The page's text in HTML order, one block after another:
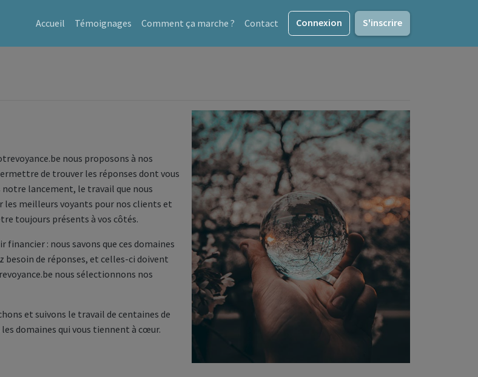
Accueil Témoignages Comment ça marche ? Contact Connexion S'inscrire
nous proposons à nos
de trouver les réponses dont vous
lancement, le travail que nous
les meilleurs voyants pour nos clients et
toujours présents à vos côtés.
: nous savons que ces domaines
besoin de réponses, et celles-ci doivent
nous sélectionnons nos
et suivons le travail de centaines de
domaines qui vous tiennent à cœur.